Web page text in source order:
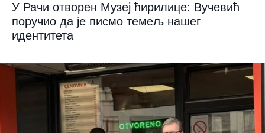
У Рачи отворен Музеј ћирилице: Вучевић
поручио да је писмо темељ нашег
идентитета